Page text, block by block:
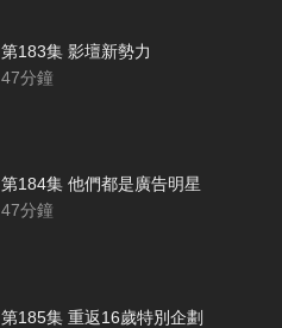
第183集 影壇新勢力
47分鐘
第184集 他們都是廣告明星
47分鐘
第185集 重返16歲特別企劃